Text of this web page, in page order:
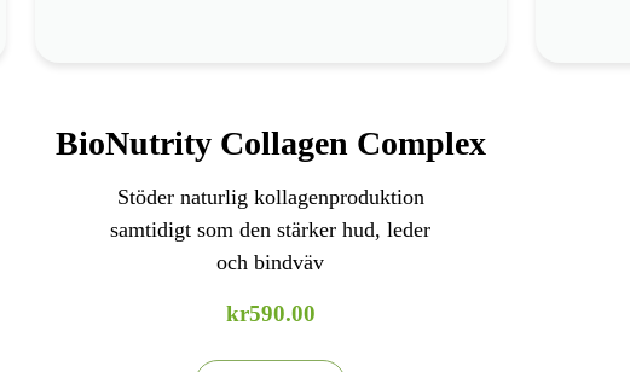
BioNutrity Collagen Complex
Stöder naturlig kollagenproduktion
samtidigt som den stärker hud, leder
och bindväv
kr590.00